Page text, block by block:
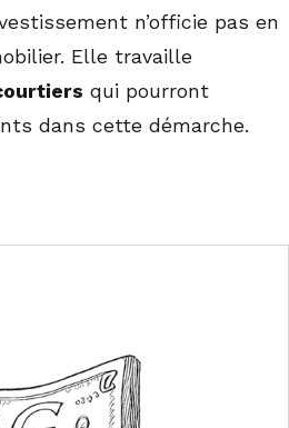
n’officie pas en
Elle travaille
qui pourront
dans cette démarche.